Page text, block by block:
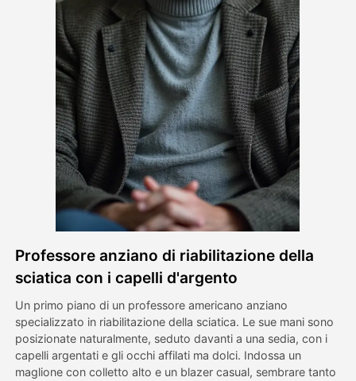
Video di Avatar
Video di AI
Foto
Altri strumenti
Vedi tutti i modelli
Galleria
Blog
Professore anziano di riabilitazione della
sciatica con i capelli d'argento
Un primo piano di un professore americano anziano
specializzato in riabilitazione della sciatica. Le sue mani sono
posizionate naturalmente, seduto davanti a una sedia, con i
capelli argentati e gli occhi affilati ma dolci. Indossa un
maglione con colletto alto e un blazer casual, sembrare tanto